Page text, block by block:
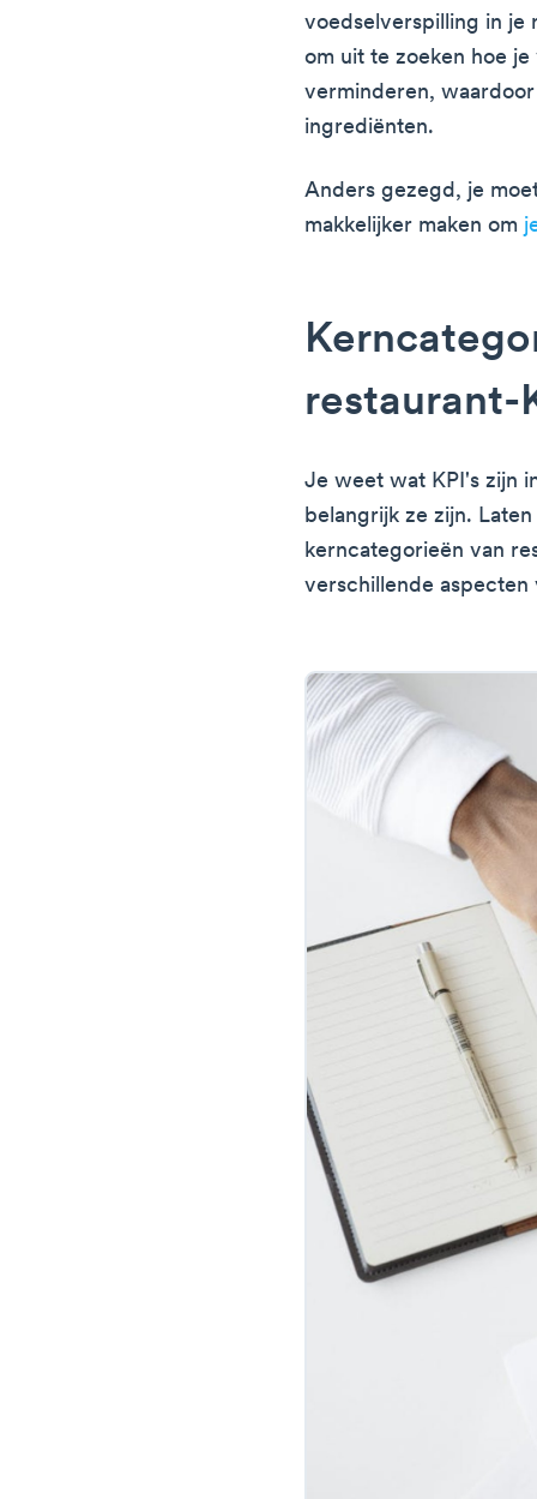
voedselverspilling in je
om uit te zoeken hoe
verminderen,
ingrediënten.
Anders gezegd, je
makkelijker maken om
restaurant-
Je weet wat KPI's zijn
belangrijk ze zijn.
kerncategorieën van
verschillende